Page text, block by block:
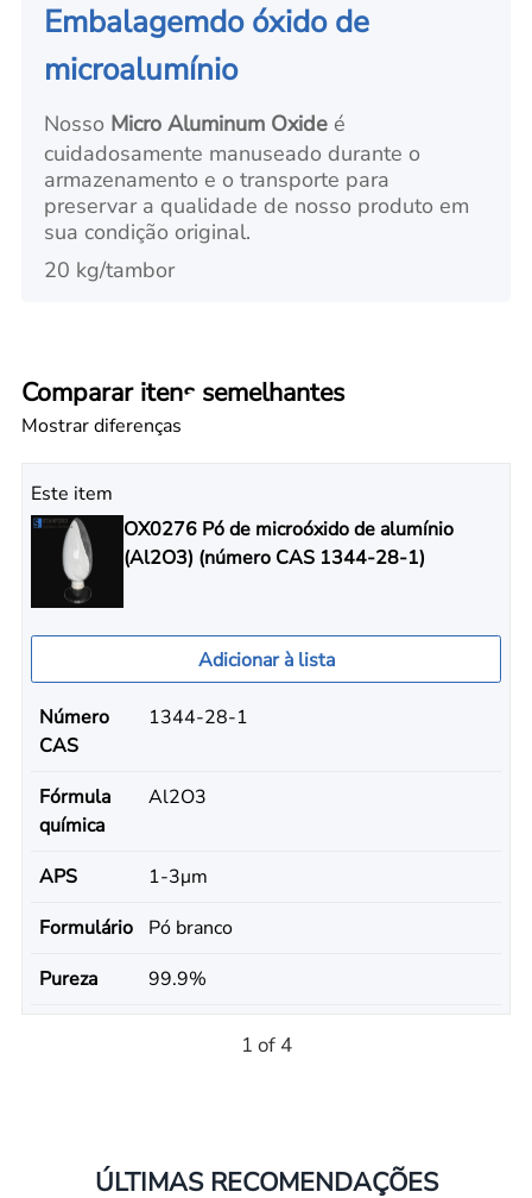
Embalagemdo óxido de
microalumínio
Nosso Micro Aluminum Oxide é
cuidadosamente manuseado durante o
armazenamento e o transporte para
preservar a qualidade de nosso produto em
sua condição original.
20 kg/tambor
Comparar itens semelhantes
Mostrar diferenças
Este item
OX0276 Pó de microóxido de alumínio
(Al2O3) (número CAS 1344-28-1)
Adicionar à lista
Número
CAS
1344-28-1
Fórmula
química
Al2O3
APS
1-3μm
Formulário
Pó branco
Pureza
99.9%
1 of 4
ÚLTIMAS RECOMENDAÇÕES